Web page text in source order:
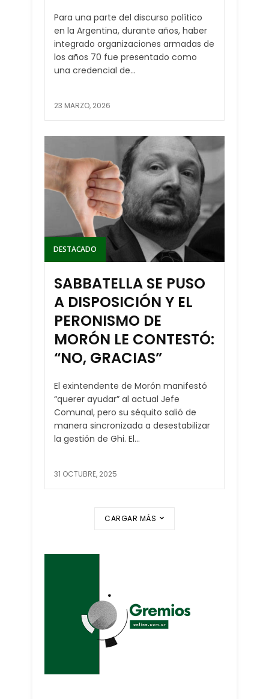
Para una parte del discurso político
en la Argentina, durante años, haber
integrado organizaciones armadas de
los años 70 fue presentado como
una credencial de...
23 MARZO, 2026
DESTACADO
SABBATELLA SE PUSO
A DISPOSICIÓN Y EL
PERONISMO DE
MORÓN LE CONTESTÓ:
“NO, GRACIAS”
El exintendente de Morón manifestó
“querer ayudar” al actual Jefe
Comunal, pero su séquito salió de
manera sincronizada a desestabilizar
la gestión de Ghi. El...
31 OCTUBRE, 2025
CARGAR MÁS